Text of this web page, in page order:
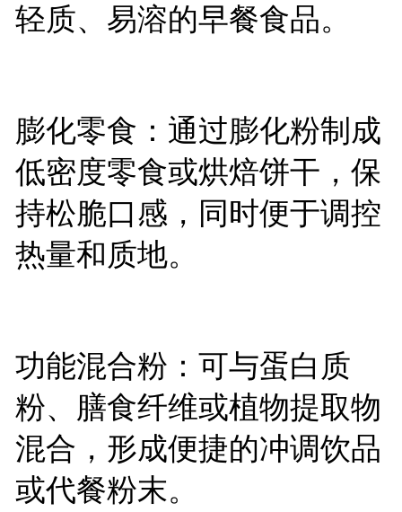
轻质、易溶的早餐食品。
膨化零食：通过膨化粉制成
低密度零食或烘焙饼干，保
持松脆口感，同时便于调控
热量和质地。
功能混合粉：可与蛋白质
粉、膳食纤维或植物提取物
混合，形成便捷的冲调饮品
或代餐粉末。